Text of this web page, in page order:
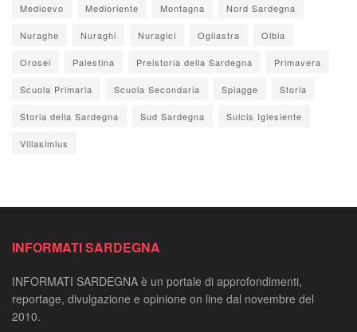
Medioevo Medioriente Montagna Nord Sardegna
Nuraghe Nuraghi Nuragici Ogliastra Olbia
Orosei Palestina Preistoria della Sardegna Primavera
Scuola Primaria Scuola Secondaria Spiagge Storia
Storia della Sardegna Sud Sardegna Sulcis Iglesiente
Villasimius
INFORMATI SARDEGNA
INFORMATI SARDEGNA è un portale di approfondimenti,
reportage, divulgazione e opinione on line dal novembre del
2010.